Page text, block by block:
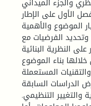
الأول على الإطار
الموضوع والأهمية
الفرضيات مع
النظرية البنائية
بناء الموضوع
المستعملة
الدراسات السابقة.
والتغيير التنظيمي.